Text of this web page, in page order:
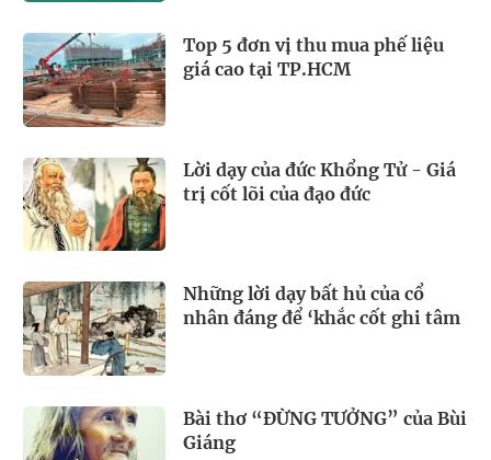
Top 5 đơn vị thu mua phế liệu
giá cao tại TP.HCM
Lời dạy của đức Khổng Tử - Giá
trị cốt lõi của đạo đức
Những lời dạy bất hủ của cổ
nhân đáng để ‘khắc cốt ghi tâm
Bài thơ “ĐỪNG TƯỞNG” của Bùi
Giáng